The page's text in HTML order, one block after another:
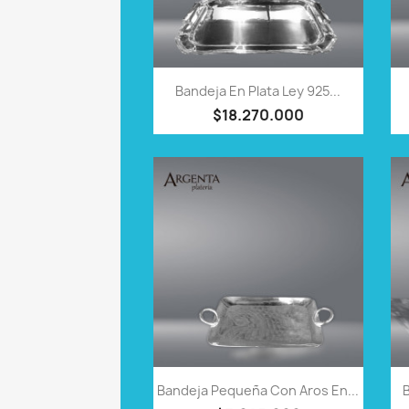
 VISTA RÁPIDA
Bandeja En Plata Ley 925...
$18.270.000
 VISTA RÁPIDA
Bandeja Pequeña Con Aros En...